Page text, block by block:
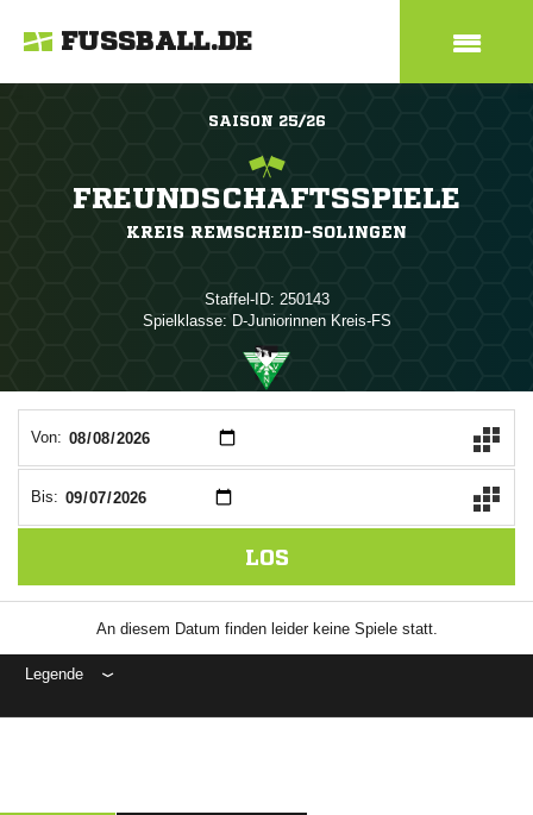
FUSSBALL.DE
SAISON 25/26
FREUNDSCHAFTSSPIELE
KREIS REMSCHEID-SOLINGEN
Staffel-ID: 250143
Spielklasse: D-Juniorinnen Kreis-FS
Von:
Bis:
LOS
An diesem Datum finden leider keine Spiele statt.
Legende